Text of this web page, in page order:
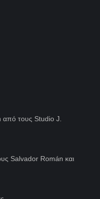
τους Studio J.
Salvador Román και